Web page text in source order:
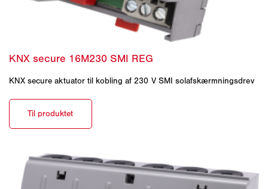
KNX secure aktuator til kobling af 230 V SMI solafskærmningsdrev